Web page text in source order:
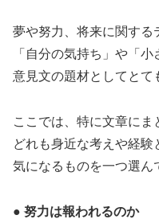
夢や努力、将来に関する
「自分の気持ち」や「
意見文の題材としてとて
ここでは、特に文章にま
どれも身近な考えや経験
気になるものを一つ選ん
● 努力は報われるのか